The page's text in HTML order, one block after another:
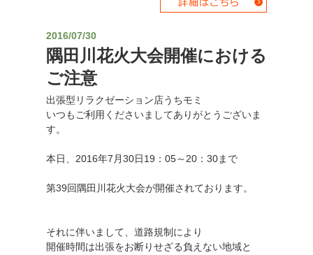
2016/07/30
隅田川花火大会開催における
ご注意
出張型リラクゼーション店うちモミ
いつもご利用くださいましてありがとうございま
す。
本日、2016年7月30日19：05～20：30まで
第39回隅田川花火大会が開催されております。
それに伴いまして、道路規制により
開催時間は出張をお断りせざる負えない地域と